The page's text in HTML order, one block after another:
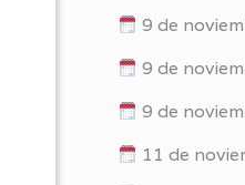
9 de
9 de
9 de
11 de